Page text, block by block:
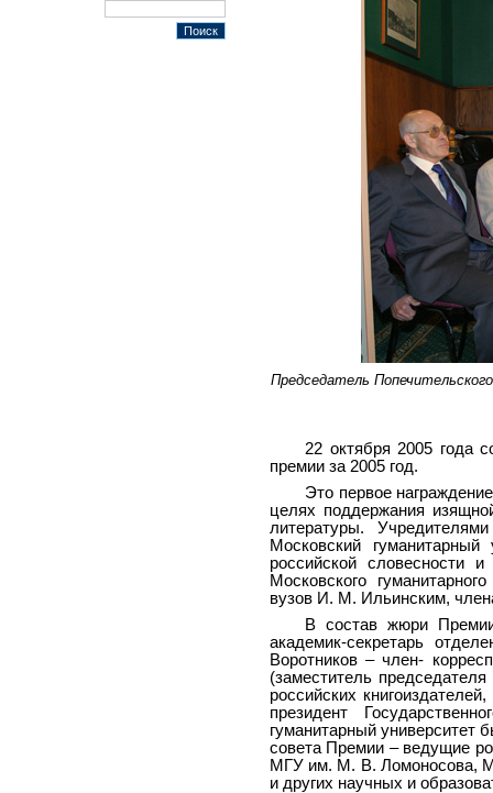
Председатель
22 октября 2005 года
премии за 2005 год.
Это первое
целях поддержания
литературы.
Московский
российской словесности
Московского
вузов И. М. Ильинским,
В состав жюри
академик-секретарь
Воротников – член-
(заместитель
российских
президент
гуманитарный университет
совета Премии – ведущие
МГУ им. М. В. Ломоносова,
и других научных и